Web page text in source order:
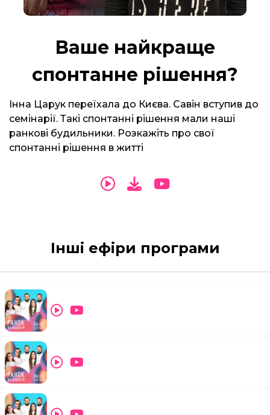
Ваше найкраще
спонтанне рішення?
Інна Царук переїхала до Києва. Савін вступив до
семінарії. Такі спонтанні рішення мали наші
ранкові будильники. Розкажіть про свої
спонтанні рішення в житті
Інші ефіри програми